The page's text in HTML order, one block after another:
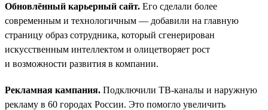
Обновлённый карьерный сайт. Его сделали более
современным и технологичным — добавили на главную
страницу образ сотрудника, который сгенерирован
искусственным интеллектом и олицетворяет рост
и возможности развития в компании.
Рекламная кампания. Подключили ТВ-каналы и наружную
рекламу в 60 городах России. Это помогло увеличить